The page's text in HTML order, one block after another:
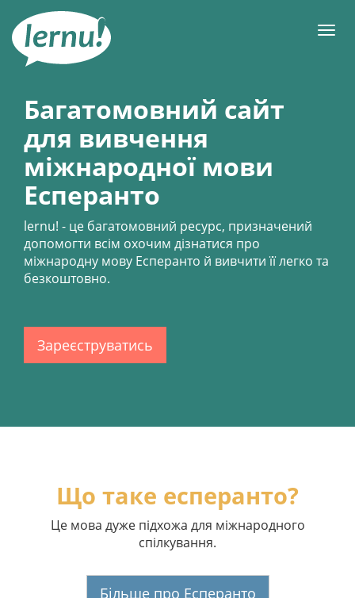
змісту
Багатомовний сайт
для вивчення
міжнародної мови
Есперанто
lernu! - це багатомовний ресурс, призначений
допомогти всім охочим дізнатися про
міжнародну мову Есперанто й вивчити її легко та
безкоштовно.
Зареєструватись
Що таке есперанто?
Це мова дуже підхожа для міжнародного
спілкування.
Більше про Есперанто